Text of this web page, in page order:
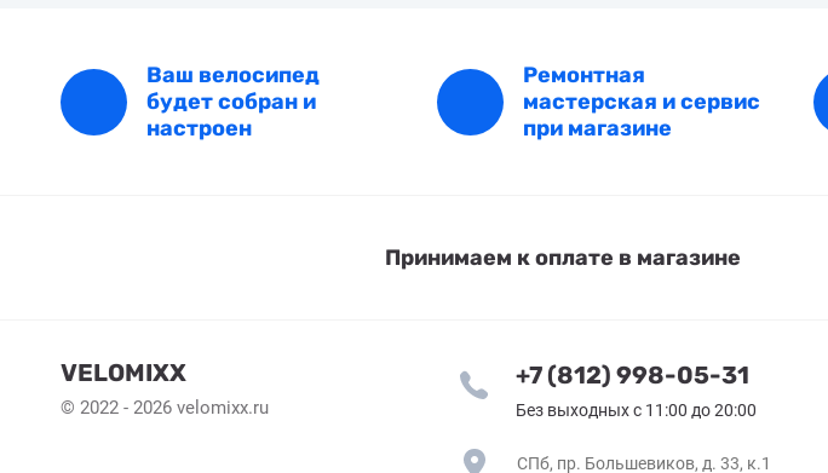
Ваш велосипед
будет собран и
настроен
Ремонтная
мастерская и сервис
при магазине
Принимаем к оплате в магазине
VELOMIXX
© 2022 - 2026 velomixx.ru
+7 (812) 998-05-31
Без выходных с 11:00 до 20:00
СПб, пр. Большевиков, д. 33, к.1